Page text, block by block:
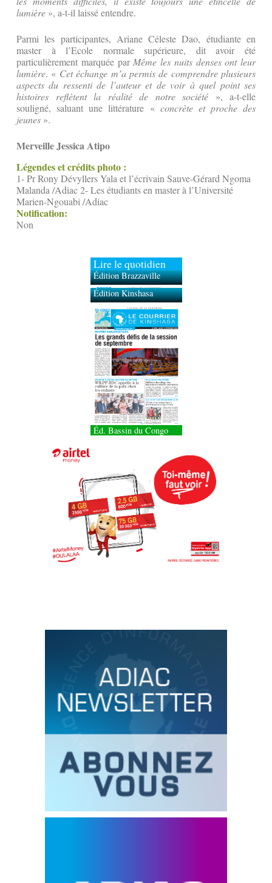
lumière », a-t-il laissé entendre.
Parmi les participantes, Ariane Céleste Dao, étudiante en
master à l’Ecole normale supérieure, dit avoir été
particulièrement marquée parMême les nuits denses ont leur
lumière. « Cet échange m’a permis de comprendre plusieurs
aspects du ressenti de l’auteur et de voir à quel point ses
histoires reflètent la réalité de notre société », a-t-elle
souligné, saluant une littérature « concrète et proche des
jeunes ».
Merveille Jessica Atipo
Légendes et crédits photo :
1- Pr Rony Dévyllers Yala et l’écrivain Sauve-Gérard Ngoma
Malanda /Adiac 2- Les étudiants en master à l’Université
Marien-Ngouabi /Adiac
Notification:
Non
Lire le quotidien
Édition Brazzaville
Édition Kinshasa
Éd. Bassin du Congo